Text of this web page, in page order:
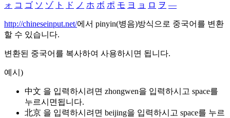
ォ コ ゴ ソ ゾ ト ド ノ ホ ボ ポ モ ヨ ョ ロ ヲ ―
http://chineseinput.net/에서 pinyin(병음)방식으로 중국어를 변환
할 수 있습니다.
변환된 중국어를 복사하여 사용하시면 됩니다.
예시)
中文 을 입력하시려면 zhongwen을 입력하시고 space를
누르시면됩니다.
北京 을 입력하시려면 beijing을 입력하시고 space를 누르